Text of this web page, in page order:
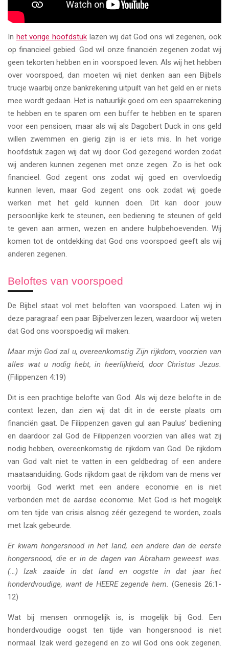
In het vorige hoofdstuklazen wij dat God ons wil zegenen, ook
op financieel gebied. God wil onze financiën zegenen zodat wij
geen tekorten hebben en in voorspoed leven. Als wij het hebben
over voorspoed, dan moeten wij niet denken aan een Bijbels
trucje waarbij onze bankrekening uitpuilt van het geld en er niets
mee wordt gedaan. Het is natuurlijk goed om een spaarrekening
te hebben en te sparen om een buffer te hebben en te sparen
voor een pensioen, maar als wij als Dagobert Duck in ons geld
willen zwemmen en gierig zijn is er iets mis. In het vorige
hoofdstuk zagen wij dat wij door God gezegend worden zodat
wij anderen kunnen zegenen met onze zegen. Zo is het ook
financieel. God zegent ons zodat wij goed en overvloedig
kunnen leven, maar God zegent ons ook zodat wij goede
werken met het geld kunnen doen. Dit kan door jouw
persoonlijke kerk te steunen, een bediening te steunen of geld
te geven aan armen, wezen en andere hulpbehoevenden. Wij
komen tot de ontdekking dat God ons voorspoed geeft als wij
anderen zegenen.
Beloftes van voorspoed
De Bijbel staat vol met beloften van voorspoed. Laten wij in
deze paragraaf een paar Bijbelverzen lezen, waardoor wij weten
dat God ons voorspoedig wil maken.
Maar mijn God zal u, overeenkomstig Zijn rijkdom, voorzien van
alles wat u nodig hebt, in heerlijkheid, door Christus Jezus.
(Filippenzen 4:19)
Dit is een prachtige belofte van God. Als wij deze belofte in de
context lezen, dan zien wij dat dit in de eerste plaats om
financiën gaat. De Filippenzen gaven gul aan Paulus’ bediening
en daardoor zal God de Filippenzen voorzien van alles wat zij
nodig hebben, overeenkomstig de rijkdom van God. De rijkdom
van God valt niet te vatten in een geldbedrag of een andere
maataanduiding. Gods rijkdom gaat de rijkdom van de mens ver
voorbij. God werkt met een andere economie en is niet
verbonden met de aardse economie. Met God is het mogelijk
om ten tijde van crisis alsnog zéér gezegend te worden, zoals
met Izak gebeurde.
Er kwam hongersnood in het land, een andere dan de eerste
hongersnood, die er in de dagen van Abraham geweest was.
(…) Izak zaaide in dat land en oogstte in dat jaar het
honderdvoudige, want de HEERE zegende hem. (Genesis 26:1-
12)
Wat bij mensen onmogelijk is, is mogelijk bij God. Een
honderdvoudige oogst ten tijde van hongersnood is niet
normaal. Izak werd gezegend en zo wil God ons ook zegenen.